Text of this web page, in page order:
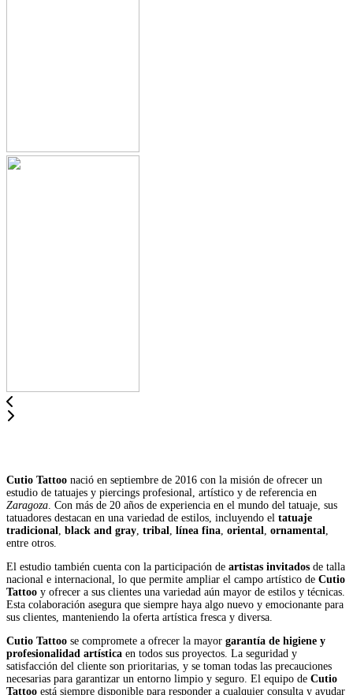
Cutio Tattoo nació en septiembre de 2016 con la misión de ofrecer un
estudio de tatuajes y piercings profesional, artístico y de referencia en
Zaragoza . Con más de 20 años de experiencia en el mundo del tatuaje, sus
tatuadores destacan en una variedad de estilos, incluyendo el tatuaje
tradicional
black and gray tribal línea fina oriental ornamental
entre otros.
El estudio también cuenta con la participación de artistas invitados de talla
nacional e internacional, lo que permite ampliar el campo artístico de Cutio
Tattoo y ofrecer a sus clientes una variedad aún mayor de estilos y técnicas.
Esta colaboración asegura que siempre haya algo nuevo y emocionante para
sus clientes, manteniendo la oferta artística fresca y diversa.
Cutio Tattoo se compromete a ofrecer la mayor garantía de higiene y
profesionalidad artística en todos sus proyectos. La seguridad y
satisfacción del cliente son prioritarias, y se toman todas las precauciones
necesarias para garantizar un entorno limpio y seguro. El equipo de Cutio
Tattoo está siempre disponible para responder a cualquier consulta y ayudar